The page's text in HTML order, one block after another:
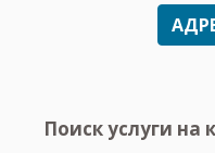
Поиск услуги на